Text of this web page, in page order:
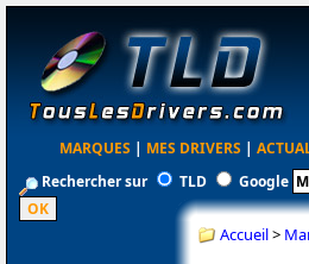
MARQUES | MES DRIVERS |
Rechercher sur
TLD Google
Accueil>